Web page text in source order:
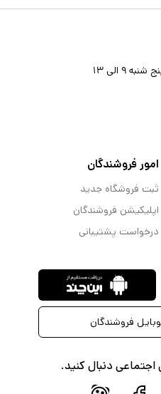
امور فروشندگان
ثبت فروشگاه جدید
اپلیکیشن فروشندگان
درخواست پشتیبانی
فروشندگان
اجتماعی دنبال کنید.